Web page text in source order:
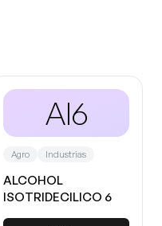
AI6
Agro Industrias
ALCOHOL
ISOTRIDECILICO 6